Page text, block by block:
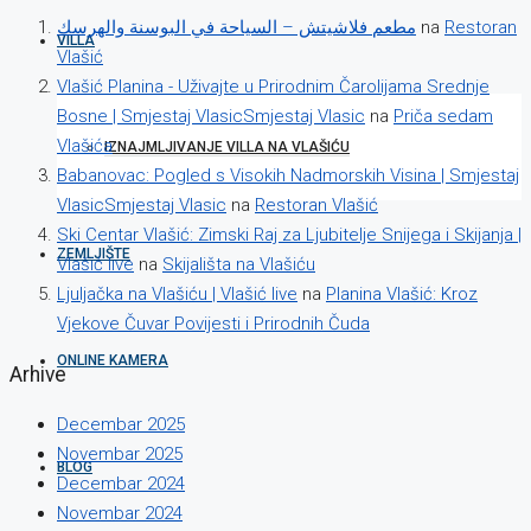
VILLA
IZNAJMLJIVANJE VILLA NA VLAŠIĆU
ZEMLJIŠTE
ONLINE KAMERA
BLOG
مطعم فلاشيتش – السياحة في البوسنة والهرسك na Restoran
Vlašić
Vlašić Planina - Uživajte u Prirodnim Čarolijama Srednje
Bosne | Smjestaj VlasicSmjestaj Vlasic na Priča sedam
Vlašića
Babanovac: Pogled s Visokih Nadmorskih Visina | Smjestaj
VlasicSmjestaj Vlasic na Restoran Vlašić
Ski Centar Vlašić: Zimski Raj za Ljubitelje Snijega i Skijanja |
Vlašić live na Skijališta na Vlašiću
Ljuljačka na Vlašiću | Vlašić live na Planina Vlašić: Kroz
Vjekove Čuvar Povijesti i Prirodnih Čuda
Arhive
Decembar 2025
Novembar 2025
Decembar 2024
Novembar 2024